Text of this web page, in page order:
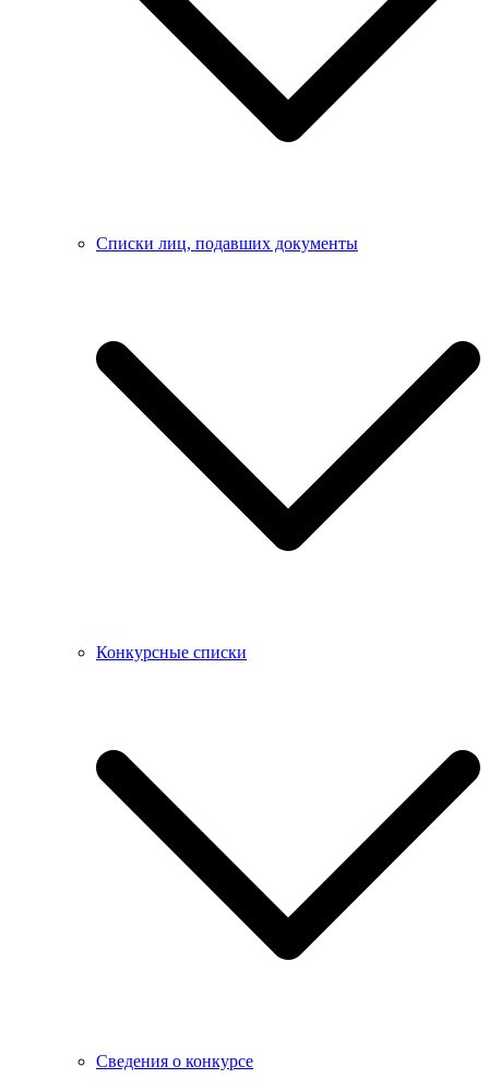
Списки лиц, подавших документы
Конкурсные списки
Сведения о конкурсе